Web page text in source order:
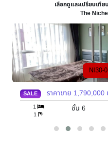
เลือกดูและเปรียบเที
The
NI30-
SALE ราคาขาย 2,300,000
1
1
ชั้น 8